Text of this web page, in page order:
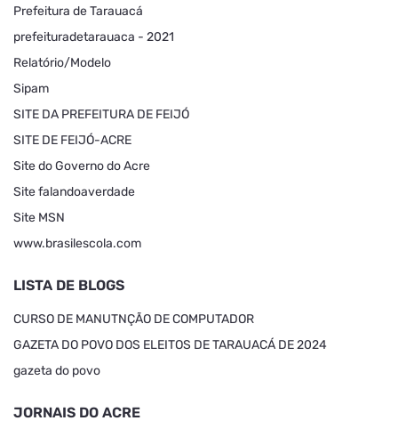
Prefeitura de Tarauacá
prefeituradetarauaca - 2021
Relatório/Modelo
Sipam
SITE DA PREFEITURA DE FEIJÓ
SITE DE FEIJÓ-ACRE
Site do Governo do Acre
Site falandoaverdade
Site MSN
www.brasilescola.com
LISTA DE BLOGS
CURSO DE MANUTNÇÃO DE COMPUTADOR
GAZETA DO POVO DOS ELEITOS DE TARAUACÁ DE 2024
gazeta do povo
JORNAIS DO ACRE